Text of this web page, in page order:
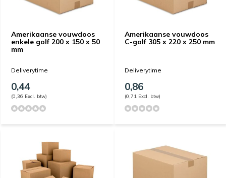
Amerikaanse vouwdoos
enkele golf 200 x 150 x 50
mm
Deliverytime
0,44
(0,36 Excl. btw)
Amerikaanse vouwdoos
C-golf 305 x 220 x 250 mm
Deliverytime
0,86
(0,71 Excl. btw)